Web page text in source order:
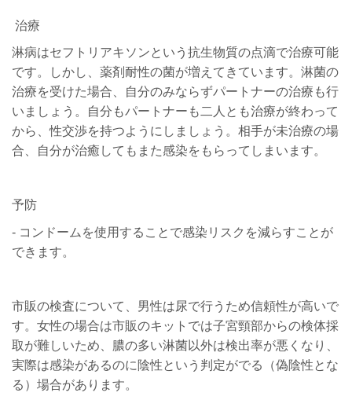
治療
淋病はセフトリアキソンという抗生物質の点滴で治療可能
です。しかし、薬剤耐性の菌が増えてきています。淋菌の
治療を受けた場合、自分のみならずパートナーの治療も行
いましょう。自分もパートナーも二人とも治療が終わって
から、性交渉を持つようにしましょう。相手が未治療の場
合、自分が治癒してもまた感染をもらってしまいます。
予防
- コンドームを使用することで感染リスクを減らすことが
できます。
市販の検査について、男性は尿で行うため信頼性が高いで
す。女性の場合は市販のキットでは子宮頸部からの検体採
取が難しいため、膿の多い淋菌以外は検出率が悪くなり、
実際は感染があるのに陰性という判定がでる（偽陰性とな
る）場合があります。